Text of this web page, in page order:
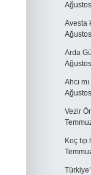
Avesta
Arda
Ahcı
Vezir
Koç